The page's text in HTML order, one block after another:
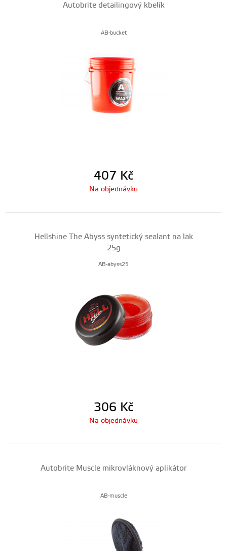
Autobrite detailingový kbelík
AB-bucket
407 Kč
Na objednávku
Hellshine The Abyss syntetický sealant na lak
25g
AB-abyss25
306 Kč
Na objednávku
Autobrite Muscle mikrovláknový aplikátor
AB-muscle